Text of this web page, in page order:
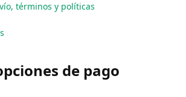
términos y políticas
de pago